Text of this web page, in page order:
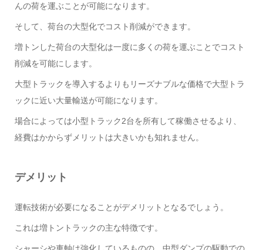
んの荷を運ぶことが可能になります。
そして、荷台の大型化でコスト削減ができます。
増トンした荷台の大型化は一度に多くの荷を運ぶことでコスト
削減を可能にします。
大型トラックを導入するよりもリーズナブルな価格で大型トラ
ックに近い大量輸送が可能になります。
場合によっては小型トラック2台を所有して稼働させるより、
経費はかからずメリットは大きいかも知れません。
デメリット
運転技術が必要になることがデメリットとなるでしょう。
これは増トントラックの主な特徴です。